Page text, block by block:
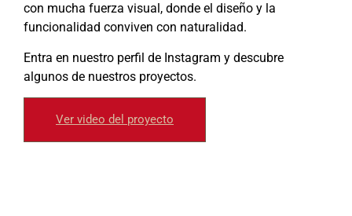
con mucha fuerza visual, donde el diseño y la
funcionalidad conviven con naturalidad.
Entra en nuestro perfil de Instagram y descubre
algunos de nuestros proyectos.
Ver video del proyecto